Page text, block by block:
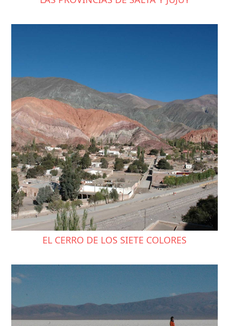
EL CERRO DE LOS SIETE COLORES